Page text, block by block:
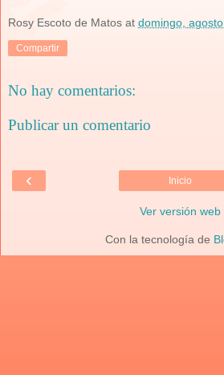
Rosy Escoto de Matos at domingo,
Compartir
No hay comentarios:
Publicar un comentario
‹ Inicio
Ver versión web
Con la tecnología de